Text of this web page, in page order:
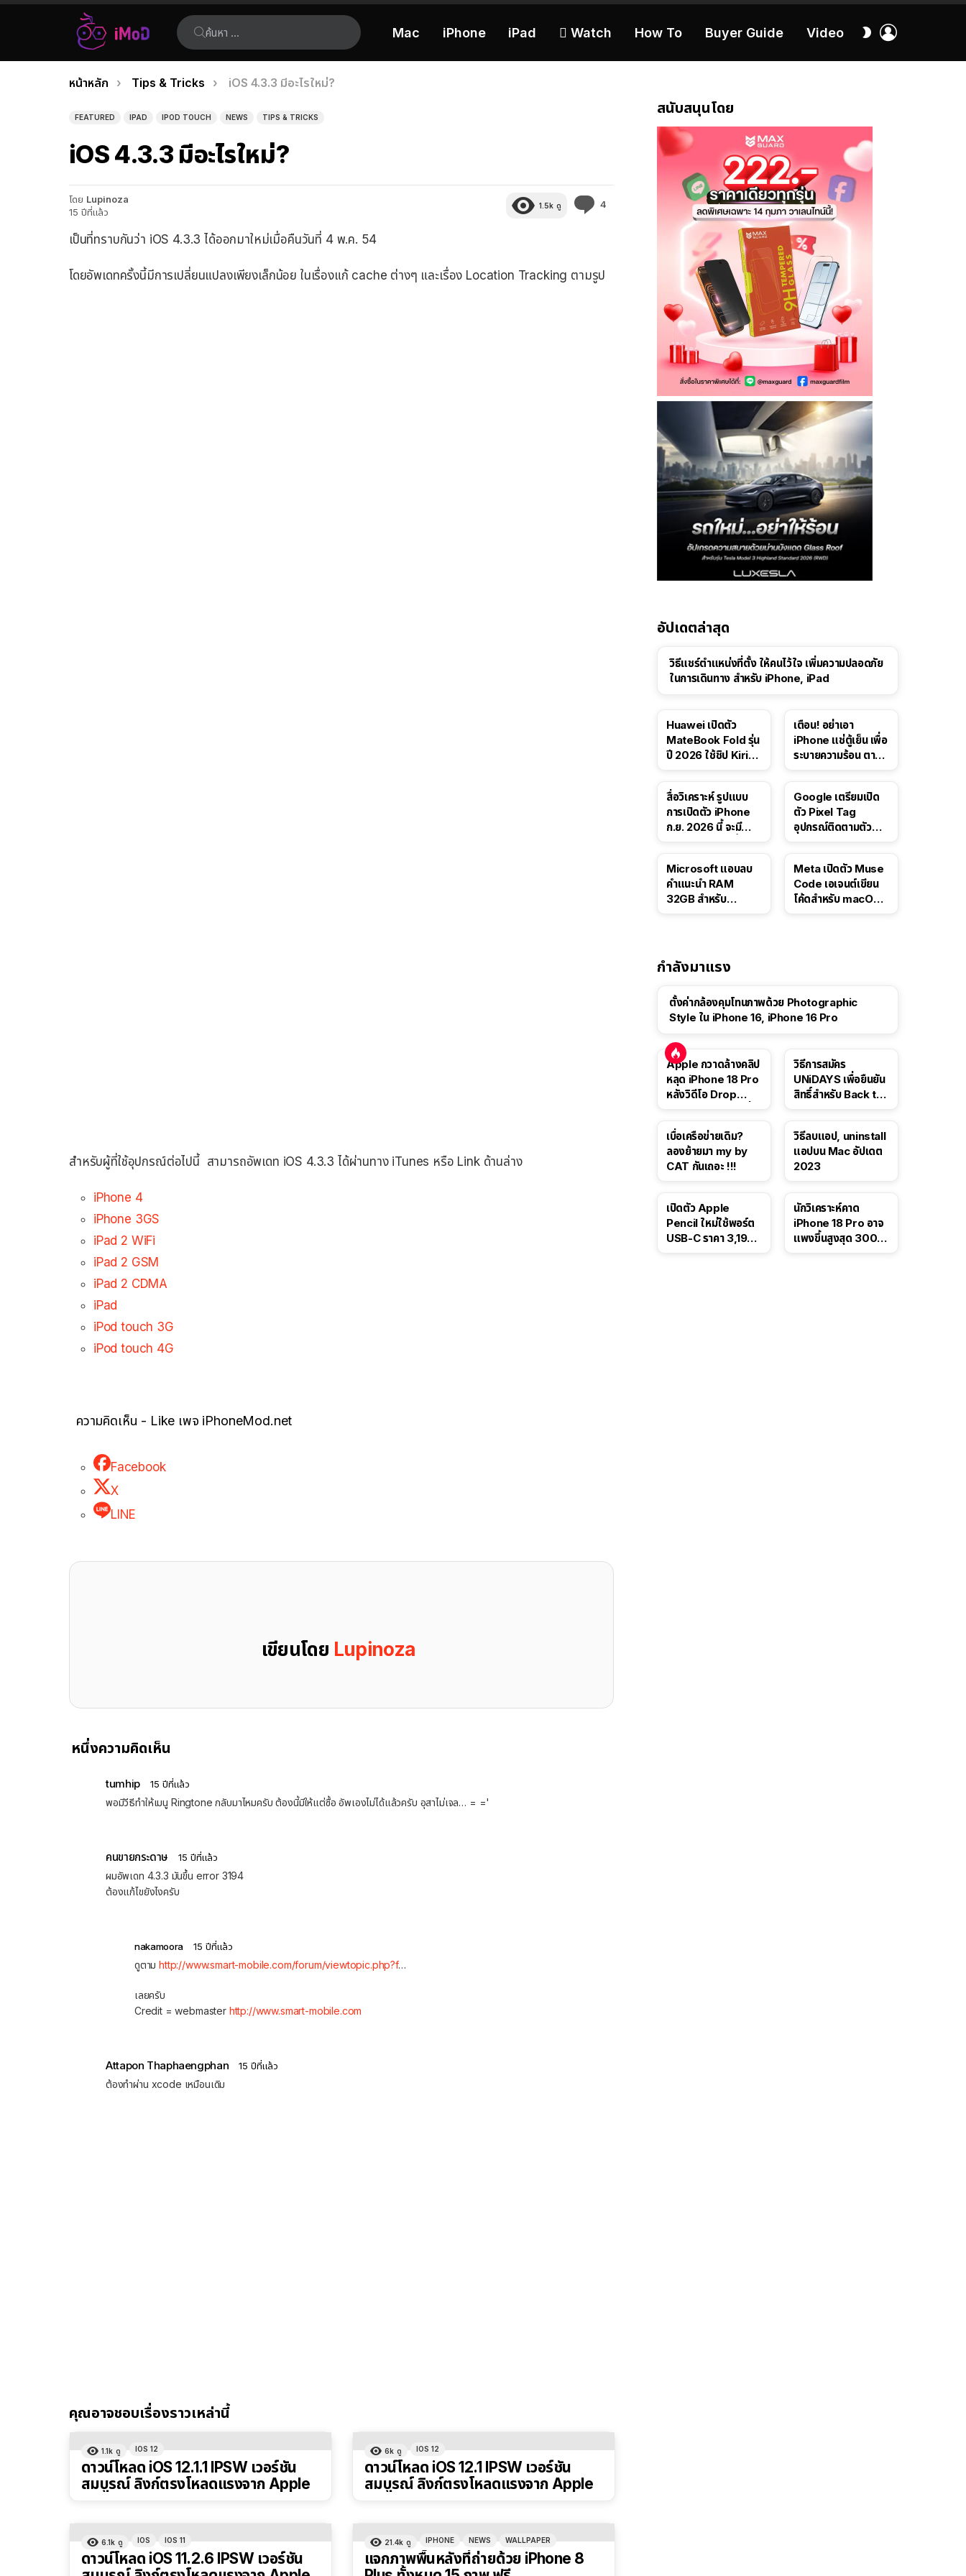
ค้นหา:
Mac iPhone iPad  Watch How To Buyer Guide Video
สลับ
เรื่อง
ล่าสุด
คุณอยู่ที่นี่:
หน้าหลัก Tips & Tricks iOS 4.3.3 มีอะไรใหม่?
FEATURED IPAD IPOD TOUCH NEWS TIPS & TRICKS
iOS 4.3.3 มีอะไรใหม่?
โดย Lupinoza
15 ปีที่แล้ว
1.5k ดู 4
เป็นที่ทราบกันว่า iOS 4.3.3 ได้ออกมาใหม่เมื่อคืนวันที่ 4 พ.ค. 54
โดยอัพเดทครั้งนี้มีการเปลี่ยนแปลงเพียงเล็กน้อย ในเรื่องแก้ cache ต่างๆ และเรื่อง Location Tracking ตามรูป
สำหรับผู้ที่ใช้อุปกรณ์ต่อไปนี้ สามารถอัพเดท iOS 4.3.3 ได้ผ่านทาง iTunes หรือ Link ด้านล่าง
iPhone 4
iPhone 3GS
iPad 2 WiFi
iPad 2 GSM
iPad 2 CDMA
iPad
iPod touch 3G
iPod touch 4G
ความคิดเห็น - Like เพจ iPhoneMod.net
Facebook
X
LINE
เขียนโดย Lupinoza
หนึ่งความคิดเห็น
tumhip 15 ปีที่แล้ว
พอมีวีธีทำให้เมนู Ringtone กลับมาไหมครับ ต้องนี้มีให้แต่ซื้อ อัพเองไม่ได้แล้วครับ อุสาไม่เจล… = ='
คนขายกระดาษ 15 ปีที่แล้ว
ผมอัพเดท 4.3.3 มันขึ้น error 3194
ต้องแก้ไขยังไงครับ
nakamoora 15 ปีที่แล้ว
ดูตามhttp://www.smart-mobile.com/forum/viewtopic.php?f…
เลยครับ
Credit = webmaster http://www.smart-mobile.com
Attapon Thaphaengphan 15 ปีที่แล้ว
ต้องทำผ่าน xcode เหมือนเดิม
คุณอาจชอบเรื่องราวเหล่านี้
1.1k ดู IOS 12
ดาวน์โหลด iOS 12.1.1 IPSW เวอร์ชัน
สมบูรณ์ ลิงก์ตรงโหลดแรงจาก Apple
6k ดู IOS 12
ดาวน์โหลด iOS 12.1 IPSW เวอร์ชัน
สมบูรณ์ ลิงก์ตรงโหลดแรงจาก Apple
6.1k ดู IOS IOS 11
ดาวน์โหลด iOS 11.2.6 IPSW เวอร์ชัน
21.4k ดู IPHONE NEWS WALLPAPER
แจกภาพพื้นหลังที่ถ่ายด้วย iPhone 8
สนับสนุนโดย
อัปเดตล่าสุด
วิธีแชร์ตำแหน่งที่ตั้ง ให้คนไว้ใจ เพิ่มความปลอดภัย
ในการเดินทาง สำหรับ iPhone, iPad
Huawei เปิดตัว
MateBook Fold รุ่น
ปี 2026 ใช้ชิป Kirin
เตือน! อย่าเอา
iPhone แช่ตู้เย็น เพื่อ
ระบายความร้อน ตาม
สื่อวิเคราะห์ รูปแบบ
การเปิดตัว iPhone
ก.ย. 2026 นี้ จะมี
Google เตรียมเปิด
ตัว Pixel Tag
อุปกรณ์ติดตามตัว
Microsoft แอบลบ
คำแนะนำ RAM
32GB สำหรับ
Meta เปิดตัว Muse
Code เอเจนต์เขียน
โค้ดสำหรับ macOS
กำลังมาแรง
ตั้งค่ากล้องคุมโทนภาพด้วย Photographic
Style ใน iPhone 16, iPhone 16 Pro
Apple กวาดล้างคลิป
หลุด iPhone 18 Pro
หลังวิดีโอ Drop
วิธีการสมัคร
UNiDAYS เพื่อยืนยัน
สิทธิ์สำหรับ Back to
เบื่อเครือข่ายเดิม?
ลองย้ายมา my by
CAT กันเถอะ !!!
วิธีลบแอป, uninstall
แอปบน Mac อัปเดต
2023
เปิดตัว Apple
Pencil ใหม่ใช้พอร์ต
USB-C ราคา 3,190
นักวิเคราะห์คาด
iPhone 18 Pro อาจ
แพงขึ้นสูงสุด 300